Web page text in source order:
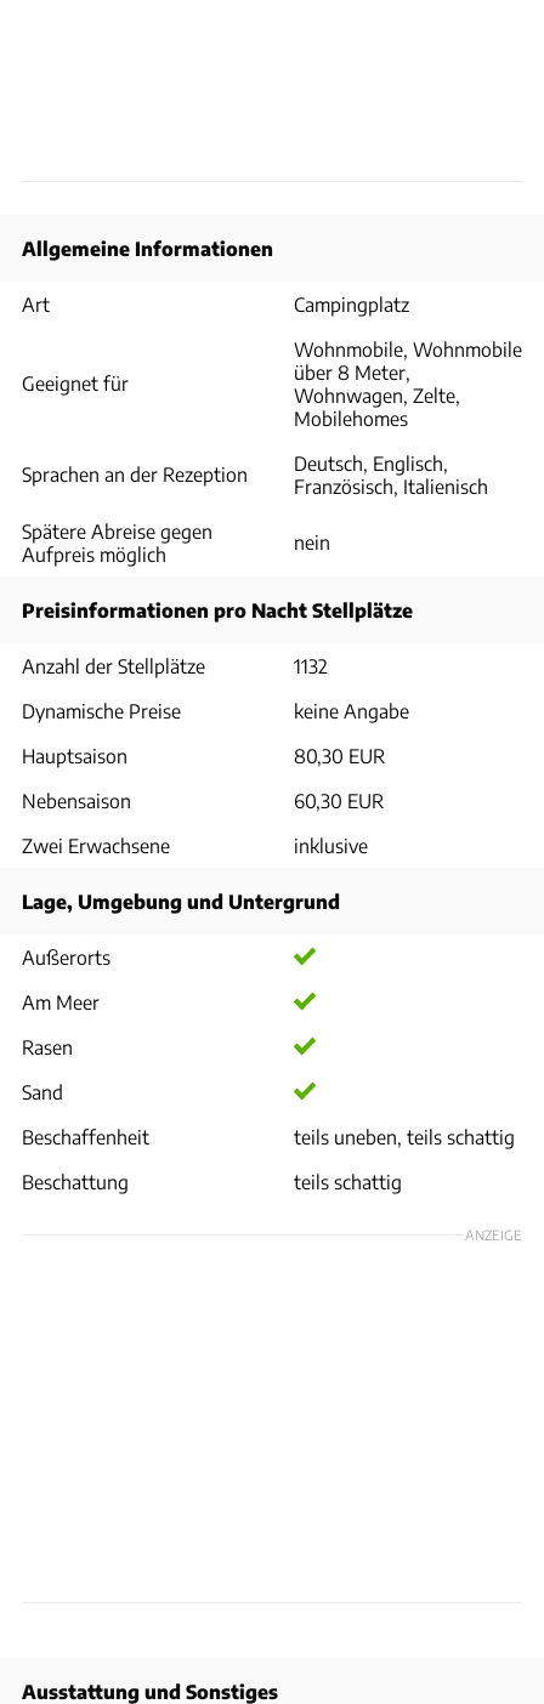
Allgemeine Informationen
Art Campingplatz
Geeignet für
Wohnmobile, Wohnmobile
über 8 Meter,
Wohnwagen, Zelte,
Mobilehomes
Sprachen an der Rezeption
Deutsch, Englisch,
Französisch, Italienisch
Spätere Abreise gegen
Aufpreis möglich
nein
Preisinformationen pro Nacht Stellplätze
Anzahl der Stellplätze
1132
Dynamische Preise
keine Angabe
Hauptsaison
80,30 EUR
Nebensaison
60,30 EUR
Zwei Erwachsene
inklusive
Lage, Umgebung und Untergrund
Außerorts
Am Meer
Rasen
Sand
Beschaffenheit
teils uneben, teils schattig
Beschattung
teils schattig
ANZEIGE
Ausstattung und Sonstiges